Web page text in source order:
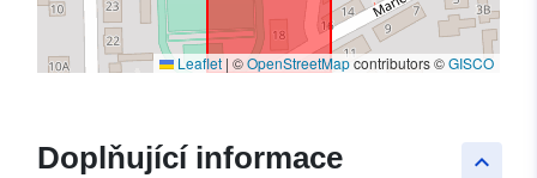
Leaflet | ©OpenStreetMapcontributors ©GISCO
keyboard_arrow_up
Doplňující informace